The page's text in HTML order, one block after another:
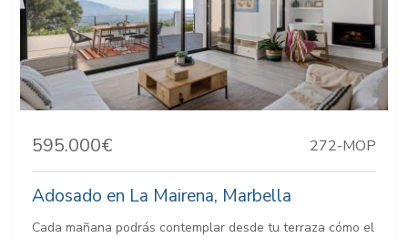
595.000€ 272-MOP
Adosado en La Mairena, Marbella
Cada mañana podrás contemplar desde tu terraza cómo el